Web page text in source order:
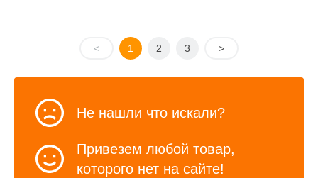
< 1 2 3 >
Не нашли что искали?
Привезем любой товар,
которого нет на сайте!